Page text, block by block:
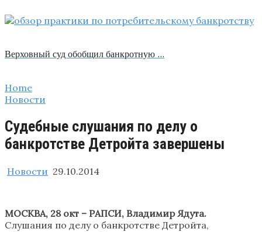
Верховный суд обобщил банкротную …
Home
Новости
Судебные слушания по делу о
банкротстве Детройта завершены
Новости 29.10.2014
МОСКВА, 28 окт – РАПСИ, Владимир Ядута.
Слушания по делу о банкротстве Детройта,